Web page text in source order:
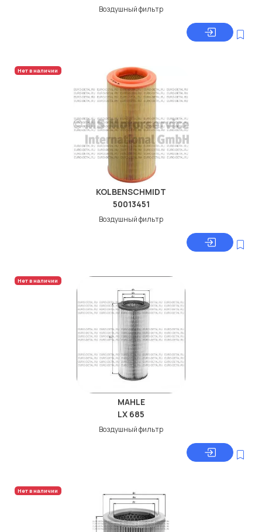
Воздушный фильтр
Нет в наличии
KOLBENSCHMIDT
50013451
Воздушный фильтр
Нет в наличии
MAHLE
LX 685
Воздушный фильтр
Нет в наличии